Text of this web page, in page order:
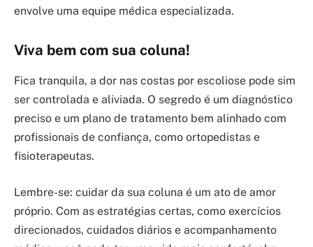
envolve uma equipe médica especializada.
Viva bem com sua coluna!
Fica tranquila, a dor nas costas por escoliose pode sim
ser controlada e aliviada. O segredo é um diagnóstico
preciso e um plano de tratamento bem alinhado com
profissionais de confiança, como ortopedistas e
fisioterapeutas.
Lembre-se: cuidar da sua coluna é um ato de amor
próprio. Com as estratégias certas, como exercícios
direcionados, cuidados diários e acompanhamento